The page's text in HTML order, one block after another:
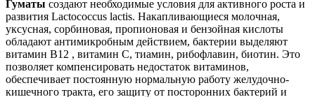
Гуматы создают необходимые условия для активного роста и
развития Lactococcus lactis. Накапливающиеся молочная,
уксусная, сорбиновая, пропионовая и бензойная кислоты
обладают антимикробным действием, бактерии выделяют
витамин В12 , витамин С, тиамин, рибофлавин, биотин. Это
позволяет компенсировать недостаток витаминов,
обеспечивает постоянную нормальную работу желудочно-
кишечного тракта, его защиту от посторонних бактерий и